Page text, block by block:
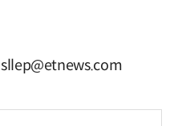
sllep@etnews.com